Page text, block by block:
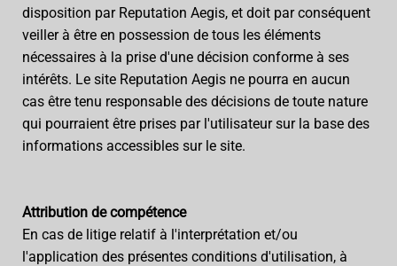
disposition par Reputation Aegis, et doit par conséquent
veiller à être en possession de tous les éléments
nécessaires à la prise d'une décision conforme à ses
intérêts. Le site Reputation Aegis ne pourra en aucun
cas être tenu responsable des décisions de toute nature
qui pourraient être prises par l'utilisateur sur la base des
informations accessibles sur le site.
Attribution de compétence
En cas de litige relatif à l'interprétation et/ou
l'application des présentes conditions d'utilisation, à